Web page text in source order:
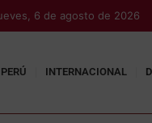
6 de agosto de 2026
PERÚ INTERNACIONAL